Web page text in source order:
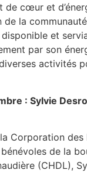
de cœur et
la
et
par son
activités
: Sylvie
Corporation
de la
(CHDL),